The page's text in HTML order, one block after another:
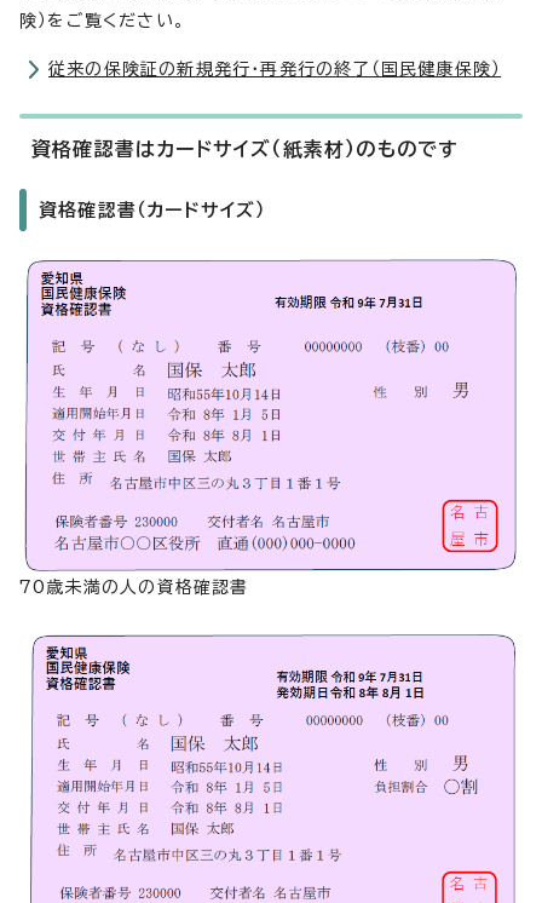
険）をご覧ください。
従来の保険証の新規発行・再発行の終了（国民健康保険）
資格確認書はカードサイズ（紙素材）のものです
資格確認書（カードサイズ）
70歳未満の人の資格確認書